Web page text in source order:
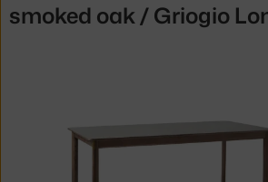
smoked oak / Griogio